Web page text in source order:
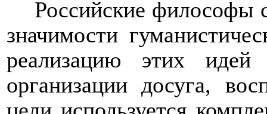
Российские философы
значимости
реализацию этих
организации досуга,